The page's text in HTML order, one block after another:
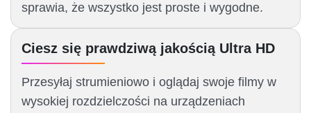
sprawia, że wszystko jest proste i wygodne.
Ciesz się prawdziwą jakością Ultra HD
Przesyłaj strumieniowo i oglądaj swoje filmy w
wysokiej rozdzielczości na urządzeniach